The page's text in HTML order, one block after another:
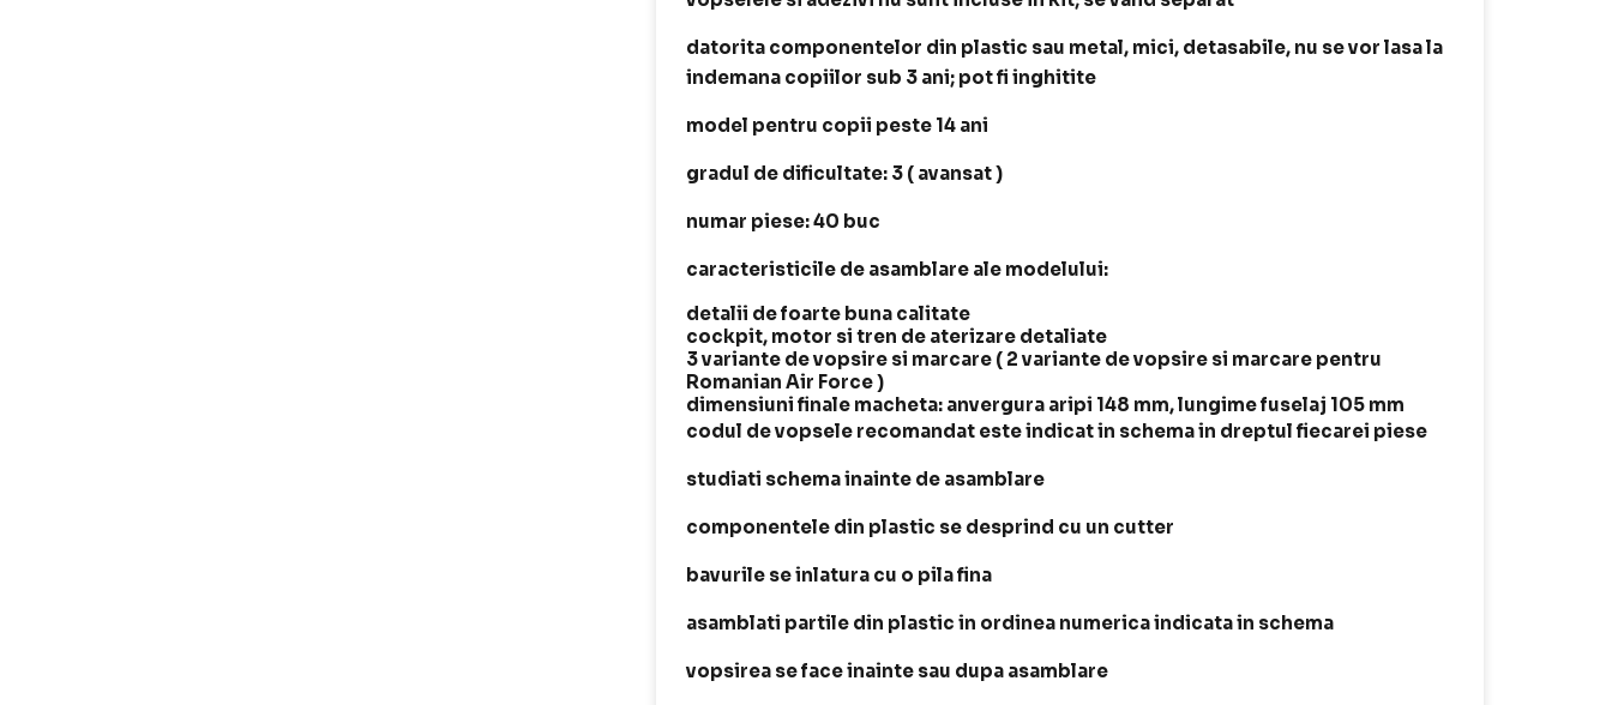
datorita componentelor din plastic sau metal, mici, detasabile, nu se vor lasa la
indemana copiilor sub 3 ani; pot fi inghitite
model pentru copii peste 14 ani
gradul de dificultate: 3 ( avansat )
numar piese: 40 buc
caracteristicile de asamblare ale modelului:
detalii de foarte buna calitate
cockpit, motor si tren de aterizare detaliate
3 variante de vopsire si marcare ( 2 variante de vopsire si marcare pentru
Romanian Air Force )
dimensiuni finale macheta: anvergura aripi 148 mm, lungime fuselaj 105 mm
codul de vopsele recomandat este indicat in schema in dreptul fiecarei piese
studiati schema inainte de asamblare
componentele din plastic se desprind cu un cutter
bavurile se inlatura cu o pila fina
asamblati partile din plastic in ordinea numerica indicata in schema
vopsirea se face inainte sau dupa asamblare